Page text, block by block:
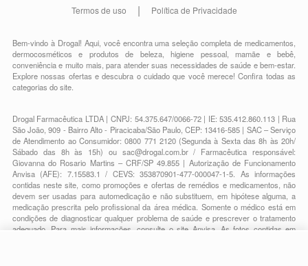
Termos de uso Política de Privacidade
Bem-vindo à Drogal! Aqui, você encontra uma seleção completa demedicamentos
dermocosméticos e produtos de beleza,higiene pessoal,mamãe e bebê
conveniênciae muito mais, para atender suas necessidades de saúde e bem-estar.
Explore nossas ofertas e descubra o cuidado que você merece!Confira todas as
categorias do site.
Drogal Farmacêutica LTDA | CNPJ: 54.375.647/0066-72 | IE: 535.412.860.113 | Rua
São João, 909 - Bairro Alto - Piracicaba/São Paulo, CEP: 13416-585 | SAC – Serviço
de Atendimento ao Consumidor: 0800 771 2120 (Segunda à Sexta das 8h às 20h/
Sábado das 8h às 15h) ou sac@drogal.com.br/ Farmacêutica responsável:
Giovanna do Rosario Martins – CRF/SP 49.855 | Autorização de Funcionamento
Anvisa (AFE): 7.15583.1 / CEVS: 353870901-477-000047-1-5. As informações
contidas neste site, como promoções e ofertas de remédios e medicamentos, não
devem ser usadas para automedicação e não substituem, em hipótese alguma, a
medicação prescrita pelo profissional da área médica. Somente o médico está em
condições de diagnosticar qualquer problema de saúde e prescrever o tratamento
adequado. Para mais informações, consulte o site Anvisa. As fotos contidas em